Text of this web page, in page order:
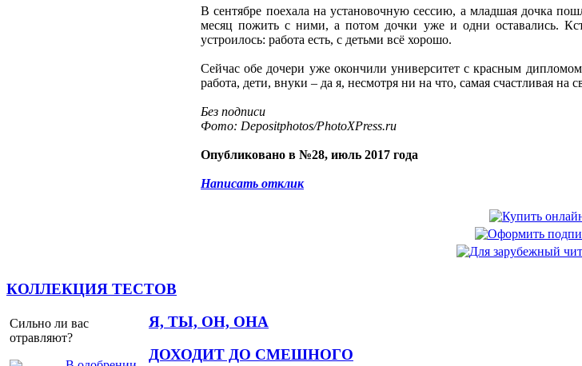
В сентябре поехала на установочную сессию, а младшая дочка
месяц пожить с ними, а потом дочки уже и одни оставались.
устроилось: работа есть, с детьми всё хорошо.
Сейчас обе дочери уже окончили университет с красным
работа, дети, внуки – да я, несмотря ни на что, самая счастливая
Без подписи
Фото: Depositphotos/PhotoXPress.ru
Опубликовано в №28, июль 2017 года
Написать отклик
КОЛЛЕКЦИЯ ТЕСТОВ
Сильно ли вас
отравляют?
Я, ТЫ, ОН, ОНА
ДОХОДИТ ДО СМЕШНОГО